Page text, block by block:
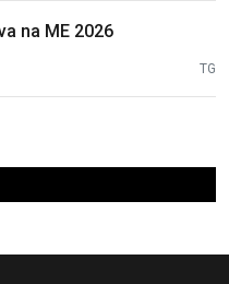
na ME 2026
TG